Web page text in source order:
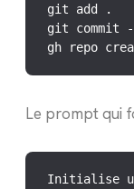
git add .
git commit
gh repo
Le prompt qui
Initialise